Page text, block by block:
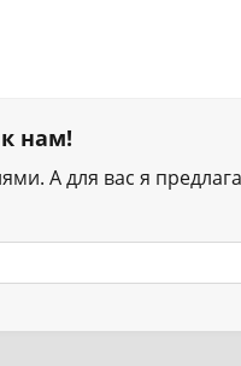
нам!
А для вас я